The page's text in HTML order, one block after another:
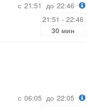
с 21:51 до 22:46
21:51 - 22:46
30 мин
с 06:05 до 22:05